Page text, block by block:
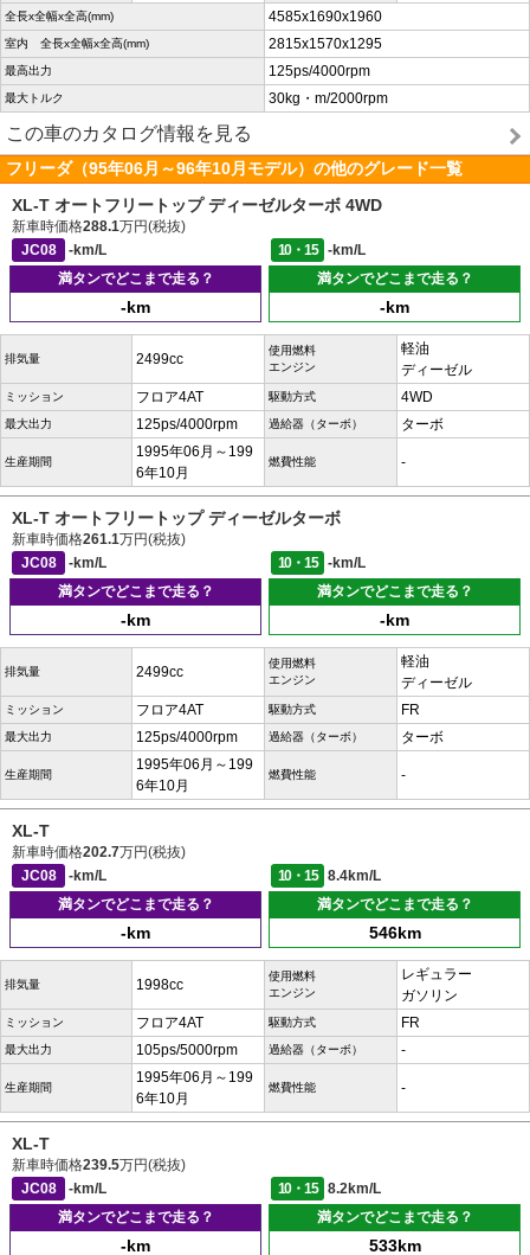
全長x全幅x全高(mm) 4585x1690x1960
室内 全長x全幅x全高(mm) 2815x1570x1295
最高出力 125ps/4000rpm
最大トルク 30kg・m/2000rpm
この車のカタログ情報を見る
フリーダ（95年06月～96年10月モデル）の他のグレード一覧
XL-T オートフリートップ ディーゼルターボ 4WD
新車時価格288.1万円(税抜)
JC08
-km/L 10・15
-km/L
満タンでどこまで走る？
-km
満タンでどこまで走る？
-km
排気量 2499cc
使用燃料
エンジン
軽油
ディーゼル
ミッション フロア4AT 駆動方式 4WD
最大出力 125ps/4000rpm 過給器（ターボ） ターボ
生産期間
1995年06月～199
6年10月
燃費性能 -
XL-T オートフリートップ ディーゼルターボ
新車時価格261.1万円(税抜)
JC08
-km/L 10・15
-km/L
満タンでどこまで走る？
-km
満タンでどこまで走る？
-km
排気量 2499cc
使用燃料
エンジン
軽油
ディーゼル
ミッション フロア4AT 駆動方式 FR
最大出力 125ps/4000rpm 過給器（ターボ） ターボ
生産期間
1995年06月～199
6年10月
燃費性能 -
XL-T
新車時価格202.7万円(税抜)
JC08
-km/L 10・15
8.4km/L
満タンでどこまで走る？
-km
満タンでどこまで走る？
546km
排気量 1998cc
使用燃料
エンジン
レギュラー
ガソリン
ミッション フロア4AT 駆動方式 FR
最大出力 105ps/5000rpm 過給器（ターボ） -
生産期間
1995年06月～199
6年10月
燃費性能 -
XL-T
新車時価格239.5万円(税抜)
JC08
-km/L 10・15
8.2km/L
満タンでどこまで走る？
-km
満タンでどこまで走る？
533km